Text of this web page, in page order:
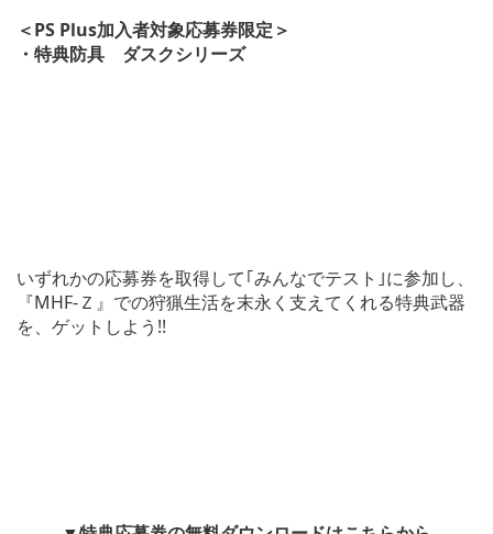
＜PS Plus加入者対象応募券限定＞
・特典防具 ダスクシリーズ
いずれかの応募券を取得して｢みんなでテスト｣に参加し、
『MHF-Ｚ』での狩猟生活を末永く支えてくれる特典武器
を、ゲットしよう!!